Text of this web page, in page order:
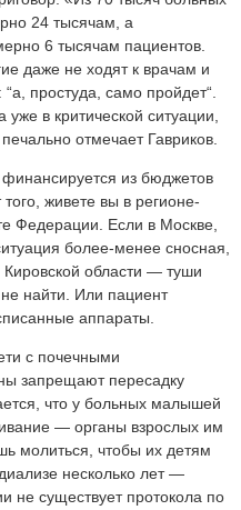
24 тысячам, а
6 тысячам пациентов.
даже не ходят к врачам и
простуда, само пройдет“.
в критической ситуации,
отмечает Гавриков.
из бюджетов
того, живете вы в регионе-
Федерации. Если в Москве,
более-менее сносная,
Кировской области — туши
найти. Или пациент
аппараты.
с почечными
запрещают пересадку
что у больных малышей
— органы взрослых им
молиться, чтобы их детям
несколько лет —
не существует протокола по